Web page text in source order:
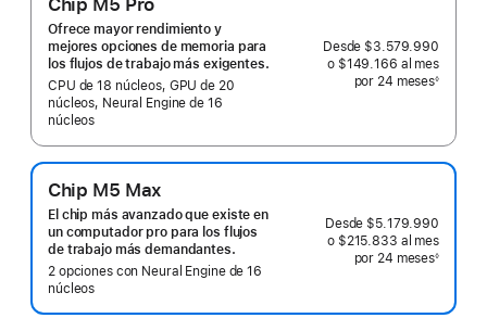
Chip M5 Pro
Ofrece mayor rendimiento y
mejores opciones de memoria para
los flujos de trabajo más exigentes.
CPU de 18 núcleos, GPU de 20
núcleos, Neural Engine de 16
núcleos
Desde $3.579.990
o $149.166 al mes
por 24 mesesmeses
Nota a pie de página
◊
Chip M5 Max
El chip más avanzado que existe en
un computador pro para los flujos
de trabajo más demandantes.
2 opciones con Neural Engine de 16
núcleos
Desde $5.179.990
o $215.833 al mes
por 24 mesesmeses
Nota a pie de página
◊